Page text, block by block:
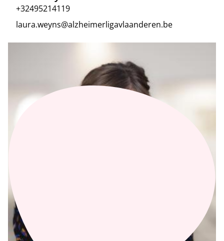
+32495214119
laura.weyns@alzheimerligavlaanderen.be